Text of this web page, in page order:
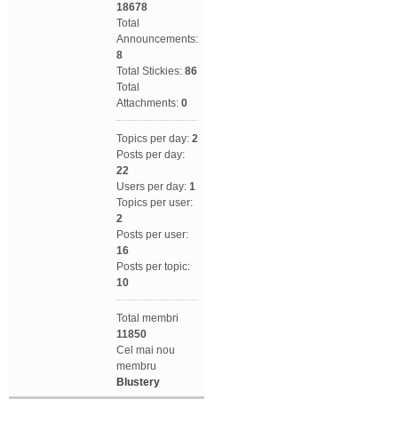
18678
Total
Announcements:
8
Total Stickies: 86
Total
Attachments: 0
Topics per day: 2
Posts per day:
22
Users per day: 1
Topics per user:
2
Posts per user:
16
Posts per topic:
10
Total membri
11850
Cel mai nou
membru
Blustery